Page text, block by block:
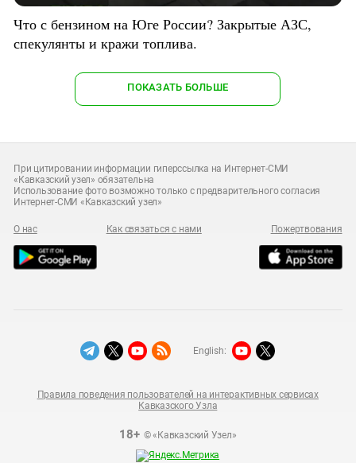
Что с бензином на Юге России? Закрытые АЗС,
спекулянты и кражи топлива.
ПОКАЗАТЬ БОЛЬШЕ
При цитировании информации гиперссылка на Интернет-СМИ
«Кавказский узел» обязательна
Использование фото возможно только с предварительного согласия
Интернет-СМИ «Кавказский узел»
О нас Как связаться с нами Пожертвования
18+© «Кавказский Узел»
Правила поведения пользователей на интерактивных сервисах
Кавказского Узла
English: